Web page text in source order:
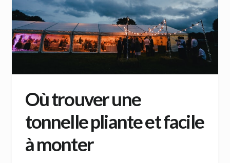
Où trouver une
tonnelle pliante et facile
à monter